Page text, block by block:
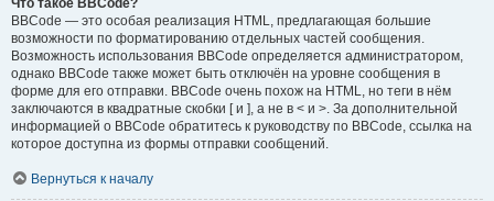
Что такое BBCode?
BBCode — это особая реализация HTML, предлагающая большие
возможности по форматированию отдельных частей сообщения.
Возможность использования BBCode определяется администратором,
однако BBCode также может быть отключён на уровне сообщения в
форме для его отправки. BBCode очень похож на HTML, но теги в нём
заключаются в квадратные скобки [ и ], а не в < и >. За дополнительной
информацией о BBCode обратитесь к руководству по BBCode, ссылка на
которое доступна из формы отправки сообщений.
Вернуться к началу